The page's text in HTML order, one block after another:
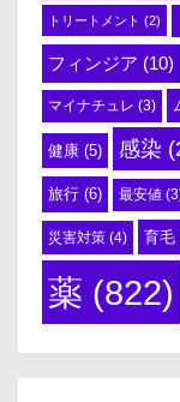
トリートメント (2)
フィンジア (10)
マイナチュレ (3)
健康 (5) 感染
旅行 (6) 最安値
災害対策 (4) 育毛
薬 (822)